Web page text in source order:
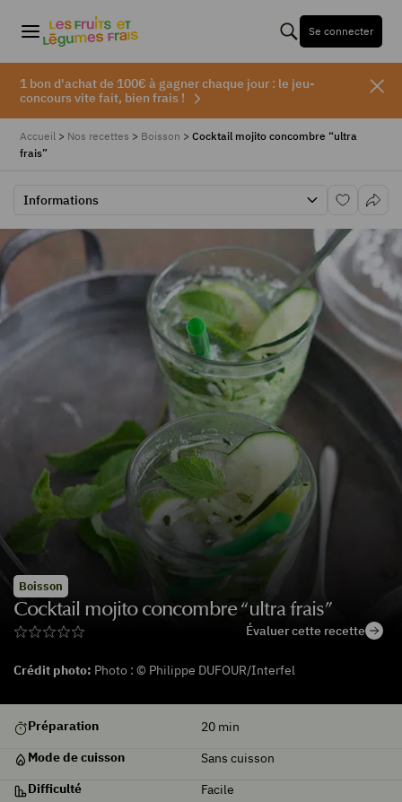
Se connecter
1 bon d'achat de 100€ à gagner chaque jour : le jeu-
concours vite fait, bien frais !
Accueil > Nos recettes > Boisson > Cocktail mojito concombre “ultra
frais”
Informations
Boisson
Cocktail mojito concombre “ultra frais”
Évaluer cette recette
Crédit photo: Photo : © Philippe DUFOUR/Interfel
saison
Préparation 20 min
Mode de cuisson
Sans cuisson
Difficulté
Facile